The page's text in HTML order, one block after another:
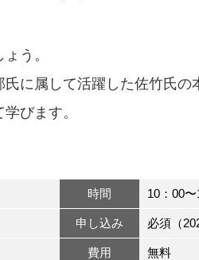
う。
に属して活躍した佐竹氏の
びます。
時間 10：00
申し込み 必須（
費用 無料